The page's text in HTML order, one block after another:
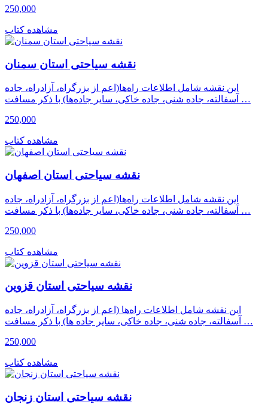
250,000
مشاهده کتاب
نقشه سیاحتی استان سمنان
این نقشه شامل اطلاعات راه‌ها(اعم از بزرگراه، آزادراه، جاده
آسفالته، جاده شنی، جاده خاکی، سایر جاده‌ها) با ذکر مسافت …
250,000
مشاهده کتاب
نقشه سیاحتی استان اصفهان
این نقشه شامل اطلاعات راه‌ها(اعم از بزرگراه، آزادراه، جاده
آسفالته، جاده شنی، جاده خاکی، سایر جاده‌ها) با ذکر مسافت …
250,000
مشاهده کتاب
نقشه سیاحتی استان قزوین
این نقشه شامل اطلاعات راه‌ها (اعم از بزرگراه، آزادراه، جاده
آسفالته، جاده شنی، جاده خاکی، سایر جاده ها) با ذکر مسافت …
250,000
مشاهده کتاب
نقشه سیاحتی استان زنجان